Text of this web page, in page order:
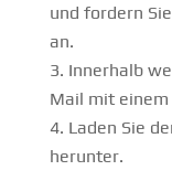
und fordern
an.
Innerhalb
Mail mit einem
Laden Sie
herunter.